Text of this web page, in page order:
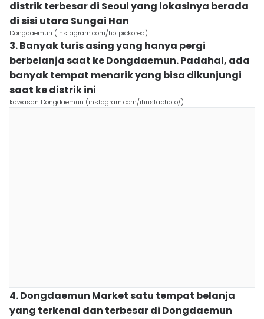
distrik terbesar di Seoul yang lokasinya berada
di sisi utara Sungai Han
Dongdaemun (instagram.com/hotpickorea)
3. Banyak turis asing yang hanya pergi
berbelanja saat ke Dongdaemun. Padahal, ada
banyak tempat menarik yang bisa dikunjungi
saat ke distrik ini
kawasan Dongdaemun (instagram.com/ihnstaphoto/)
4. Dongdaemun Market satu tempat belanja
yang terkenal dan terbesar di Dongdaemun